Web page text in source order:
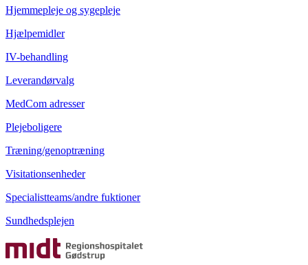
Hjemmepleje og sygepleje
Hjælpemidler
IV-behandling
Leverandørvalg
MedCom adresser
Plejeboligere
Træning/genoptræning
Visitationsenheder
Specialistteams/andre fuktioner
Sundhedsplejen